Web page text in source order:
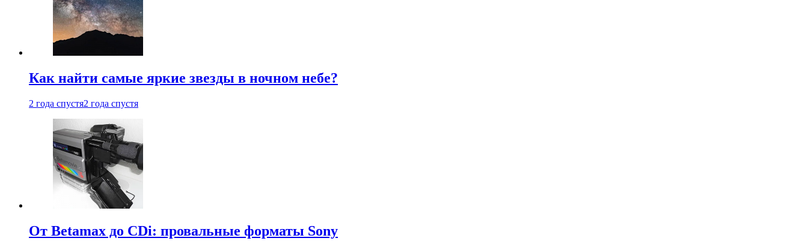
Как найти самые яркие звезды в ночном небе?
2 года спустя2 года спустя
От Betamax до CDi: провальные форматы Sony